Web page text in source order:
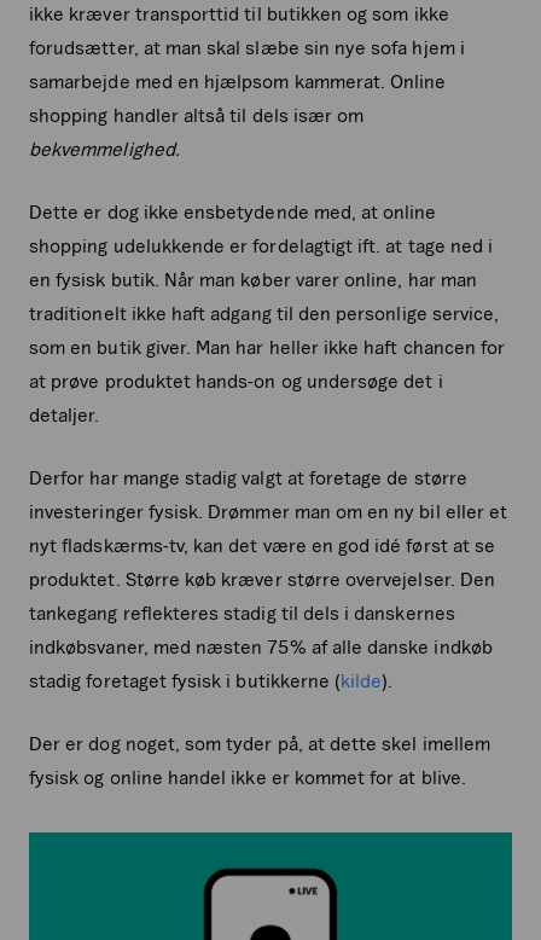
ikke kræver transporttid til butikken og som ikke
forudsætter, at man skal slæbe sin nye sofa hjem i
samarbejde med en hjælpsom kammerat. Online
shopping handler altså til dels især om
bekvemmelighed.
Dette er dog ikke ensbetydende med, at online
shopping udelukkende er fordelagtigt ift. at tage ned i
en fysisk butik. Når man køber varer online, har man
traditionelt ikke haft adgang til den personlige service,
som en butik giver. Man har heller ikke haft chancen for
at prøve produktet hands-on og undersøge det i
detaljer.
Derfor har mange stadig valgt at foretage de større
investeringer fysisk. Drømmer man om en ny bil eller et
nyt fladskærms-tv, kan det være en god idé først at se
produktet. Større køb kræver større overvejelser. Den
tankegang reflekteres stadig til dels i danskernes
indkøbsvaner, med næsten 75% af alle danske indkøb
stadig foretaget fysisk i butikkerne (kilde).
Der er dog noget, som tyder på, at dette skel imellem
fysisk og online handel ikke er kommet for at blive.